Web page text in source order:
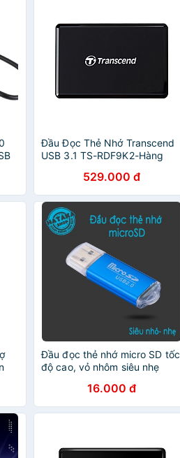
Đầu Đọc Thẻ Nhớ Transcend
USB 3.1 TS-RDF9K2-Hàng
529.000 đ
Đầu đọc thẻ nhớ micro SD tốc
độ cao, vỏ nhôm siêu nhẹ
16.000 đ